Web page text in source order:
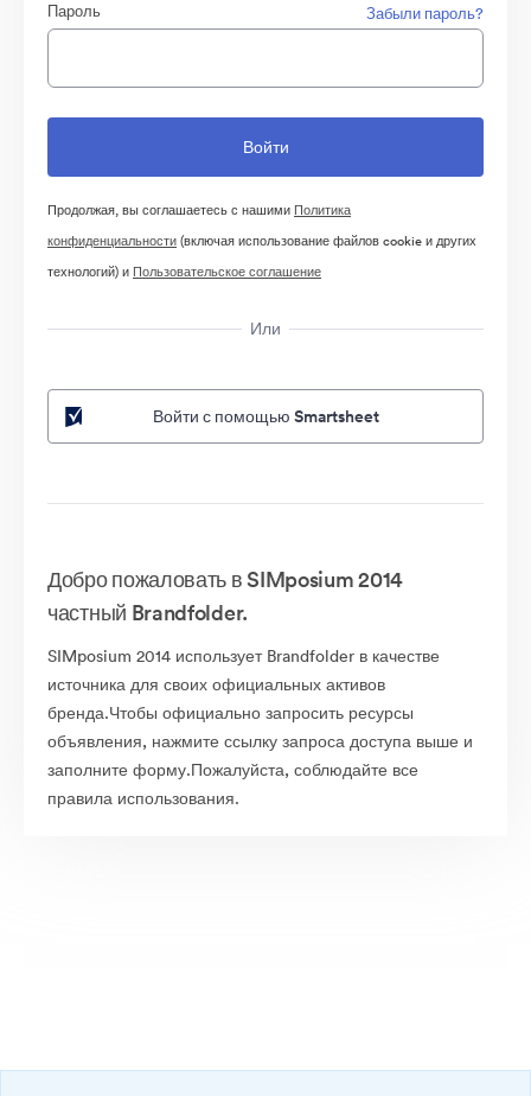
Пароль Забыли пароль?
Продолжая, вы соглашаетесь с нашими Политика
конфиденциальности(включая использование файлов cookie и других
технологий) и Пользовательское соглашение
Или
Войти с помощью Smartsheet
Добро пожаловать в SIMposium 2014
частный Brandfolder.
SIMposium 2014 использует Brandfolder в качестве
источника для своих официальных активов
бренда.Чтобы официально запросить ресурсы
объявления, нажмите ссылку запроса доступа выше и
заполните форму.Пожалуйста, соблюдайте все
правила использования.